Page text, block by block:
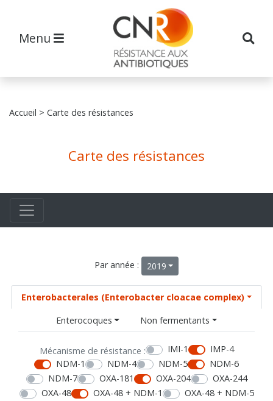
Menu
Accueil > Carte des résistances
Carte des résistances
Par année : 2019
Enterobacterales (Enterobacter cloacae complex)
Enterocoques
Non fermentants
Mécanisme de résistance : IMI-1
IMP-4
NDM-1
NDM-4 NDM-5
NDM-6
NDM-7
OXA-181 OXA-204
OXA-244
OXA-48
OXA-48 + NDM-1
OXA-48 + NDM-5